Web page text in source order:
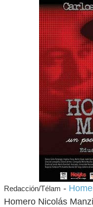
Redacción/Télam -
Homero Nicolás